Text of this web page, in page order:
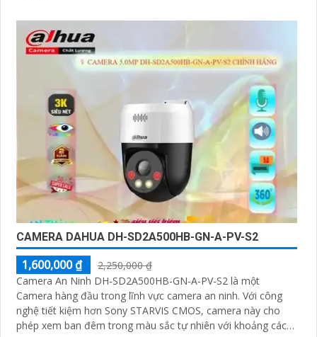
CAMERA DAHUA DH-SD2A500HB-GN-A-PV-S2
1,600,000 ₫
2,250,000 ₫
Camera An Ninh DH-SD2A500HB-GN-A-PV-S2 là một
Camera hàng đầu trong lĩnh vực camera an ninh. Với công
nghệ tiết kiệm hơn Sony STARVIS CMOS, camera này cho
phép xem ban đêm trong màu sắc tự nhiên với khoảng cách